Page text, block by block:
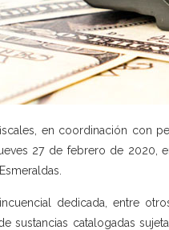
en coordinación con
27 de febrero de 2020,
dedicada, entre
sustancias catalogadas